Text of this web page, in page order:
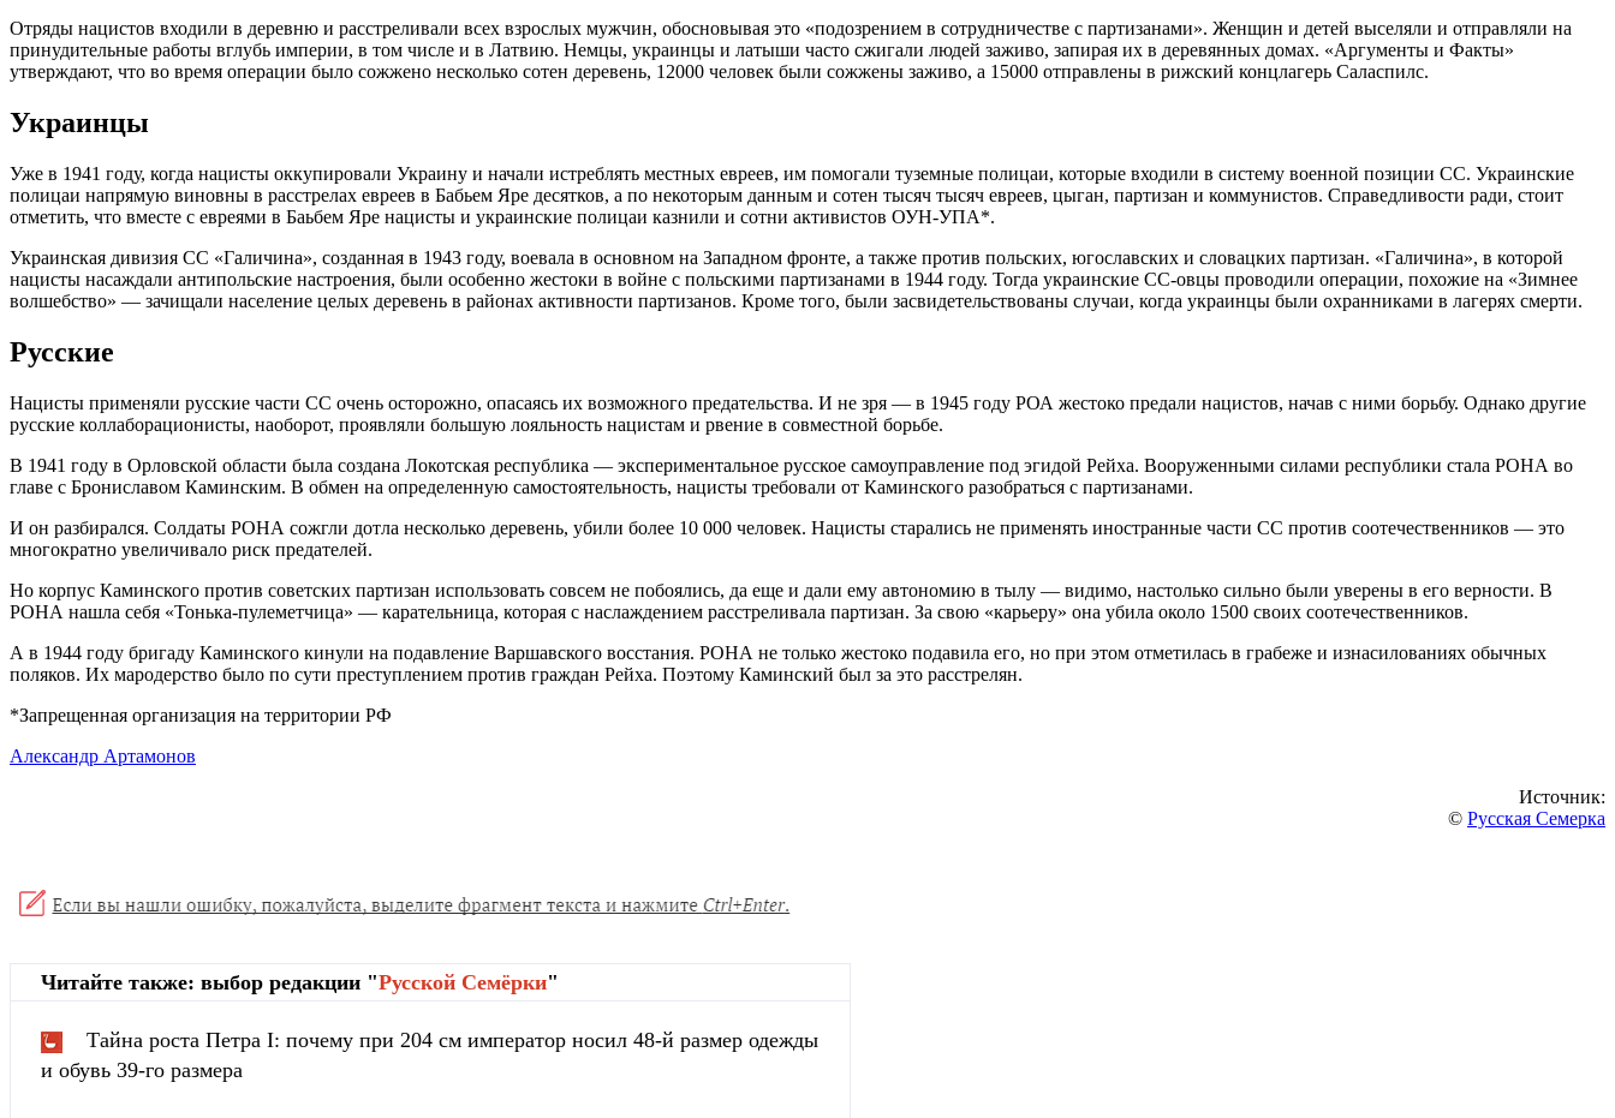
Отряды нацистов входили в деревню и расстреливали всех взрослых мужчин, обосновывая это «подозрением в сотрудничестве с партизанами». Женщин и детей выселяли и отправляли на
принудительные работы вглубь империи, в том числе и в Латвию. Немцы, украинцы и латыши часто сжигали людей заживо, запирая их в деревянных домах. «Аргументы и Факты»
утверждают, что во время операции было сожжено несколько сотен деревень, 12000 человек были сожжены заживо, а 15000 отправлены в рижский концлагерь Саласпилс.
Украинцы
Уже в 1941 году, когда нацисты оккупировали Украину и начали истреблять местных евреев, им помогали туземные полицаи, которые входили в систему военной позиции СС. Украинские
полицаи напрямую виновны в расстрелах евреев в Бабьем Яре десятков, а по некоторым данным и сотен тысяч тысяч евреев, цыган, партизан и коммунистов. Справедливости ради, стоит
отметить, что вместе с евреями в Баьбем Яре нацисты и украинские полицаи казнили и сотни активистов ОУН-УПА*.
Украинская дивизия СС «Галичина», созданная в 1943 году, воевала в основном на Западном фронте, а также против польских, югославских и словацких партизан. «Галичина», в которой
нацисты насаждали антипольские настроения, были особенно жестоки в войне с польскими партизанами в 1944 году. Тогда украинские СС-овцы проводили операции, похожие на «Зимнее
волшебство» — зачищали население целых деревень в районах активности партизанов. Кроме того, были засвидетельствованы случаи, когда украинцы были охранниками в лагерях смерти.
Русские
Нацисты применяли русские части СС очень осторожно, опасаясь их возможного предательства. И не зря — в 1945 году РОА жестоко предали нацистов, начав с ними борьбу. Однако другие
русские коллаборационисты, наоборот, проявляли большую лояльность нацистам и рвение в совместной борьбе.
В 1941 году в Орловской области была создана Локотская республика — экспериментальное русское самоуправление под эгидой Рейха. Вооруженными силами республики стала РОНА во
главе с Брониславом Каминским. В обмен на определенную самостоятельность, нацисты требовали от Каминского разобраться с партизанами.
И он разбирался. Солдаты РОНА сожгли дотла несколько деревень, убили более 10 000 человек. Нацисты старались не применять иностранные части СС против соотечественников — это
многократно увеличивало риск предателей.
Но корпус Каминского против советских партизан использовать совсем не побоялись, да еще и дали ему автономию в тылу — видимо, настолько сильно были уверены в его верности. В
РОНА нашла себя «Тонька-пулеметчица» — карательница, которая с наслаждением расстреливала партизан. За свою «карьеру» она убила около 1500 своих соотечественников.
А в 1944 году бригаду Каминского кинули на подавление Варшавского восстания. РОНА не только жестоко подавила его, но при этом отметилась в грабеже и изнасилованиях обычных
поляков. Их мародерство было по сути преступлением против граждан Рейха. Поэтому Каминский был за это расстрелян.
*Запрещенная организация на территории РФ
Александр Артамонов
Источник:
© Русская Семерка
Читайте также: выбор редакции "Русской Cемёрки"
Тайна роста Петра I: почему при 204 см император носил 48-й размер одежды
и обувь 39-го размера